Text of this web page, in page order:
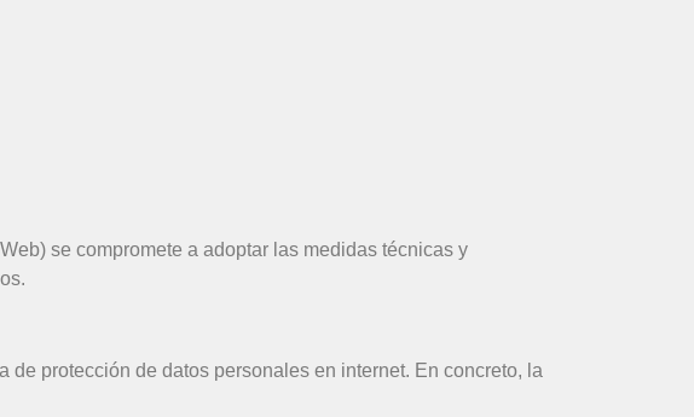
se compromete a adoptar las medidas técnicas y
protección de datos personales en internet. En concreto, la